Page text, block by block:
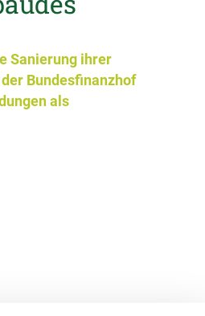
Sanierung ihrer
Bundesfinanzhof
als